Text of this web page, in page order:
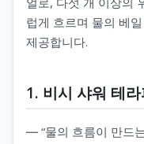
럽게 흐르며 물의 베
제공합니다.
1. 비시 샤워 테
― “물의 흐름이 만드